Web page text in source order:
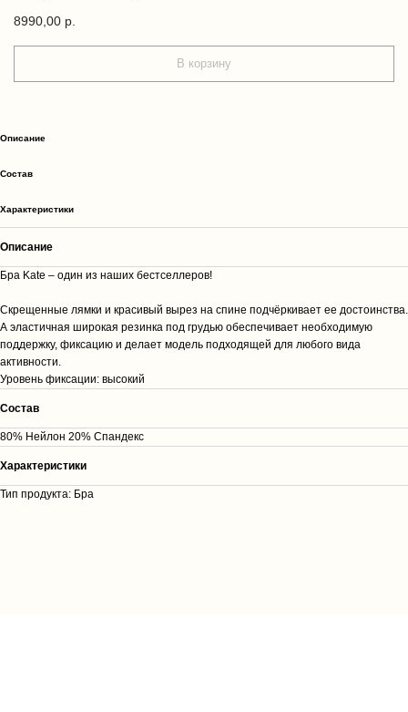
8990,00 р.
В корзину
Описание
Cостав
Характеристики
Описание
Бра Kate – один из наших бестселлеров!
Скрещенные лямки и красивый вырез на спине подчёркивает ее достоинства.
А эластичная широкая резинка под грудью обеспечивает необходимую
поддержку, фиксацию и делает модель подходящей для любого вида
активности.
Уровень фиксации: высокий
Cостав
80% Нейлон 20% Спандекс
Характеристики
Тип продукта: Бра